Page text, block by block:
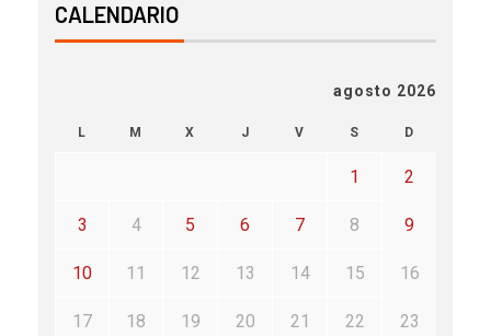
CALENDARIO
agosto 2026
L M X J V S D
1 2
3 4 5 6 7 8 9
10 11 12 13 14 15 16
17 18 19 20 21 22 23